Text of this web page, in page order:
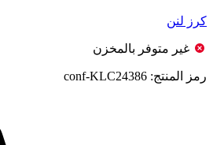
كرز لنن
غير متوفر بالمخزن
رمز المنتج: conf-KLC24386